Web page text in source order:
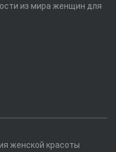
из мира женщин для
женской красоты